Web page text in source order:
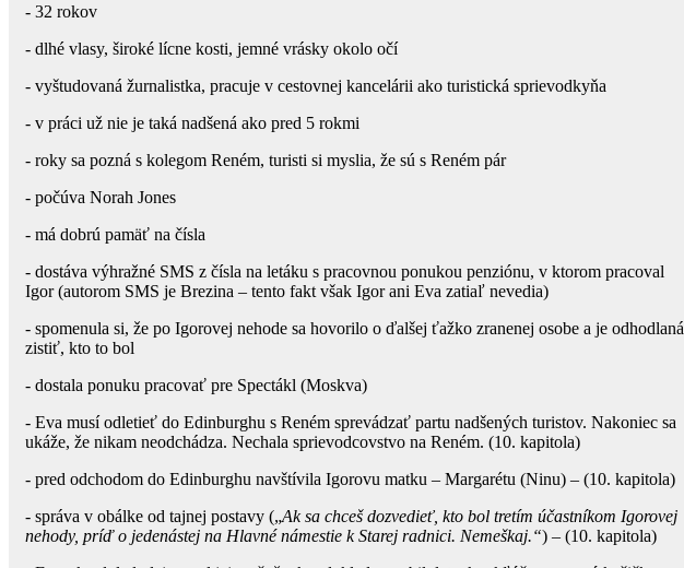
- 32 rokov
- dlhé vlasy, široké lícne kosti, jemné vrásky okolo očí
- vyštudovaná žurnalistka, pracuje v cestovnej kancelárii ako turistická sprievodkyňa
- v práci už nie je taká nadšená ako pred 5 rokmi
- roky sa pozná s kolegom Reném, turisti si myslia, že sú s Reném pár
- počúva Norah Jones
- má dobrú pamäť na čísla
- dostáva výhražné SMS z čísla na letáku s pracovnou ponukou penziónu, v ktorom pracoval
Igor (autorom SMS je Brezina – tento fakt však Igor ani Eva zatiaľ nevedia)
- spomenula si, že po Igorovej nehode sa hovorilo o ďalšej ťažko zranenej osobe a je odhodlaná
zistiť, kto to bol
- dostala ponuku pracovať pre Spectákl (Moskva)
- Eva musí odletieť do Edinburghu s Reném sprevádzať partu nadšených turistov. Nakoniec sa
ukáže, že nikam neodchádza. Nechala sprievodcovstvo na Reném. (10. kapitola)
- pred odchodom do Edinburghu navštívila Igorovu matku – Margarétu (Ninu) – (10. kapitola)
- správa v obálke od tajnej postavy („Ak sa chceš dozvedieť, kto bol tretím účastníkom Igorovej
nehody, príď o jedenástej na Hlavné námestie k Starej radnici. Nemeškaj.“) – (10. kapitola)